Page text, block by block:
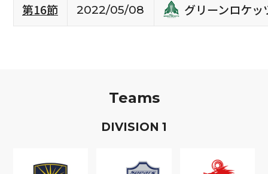
第16節
2022/05/08 グリーンロケッ
Teams
DIVISION 1